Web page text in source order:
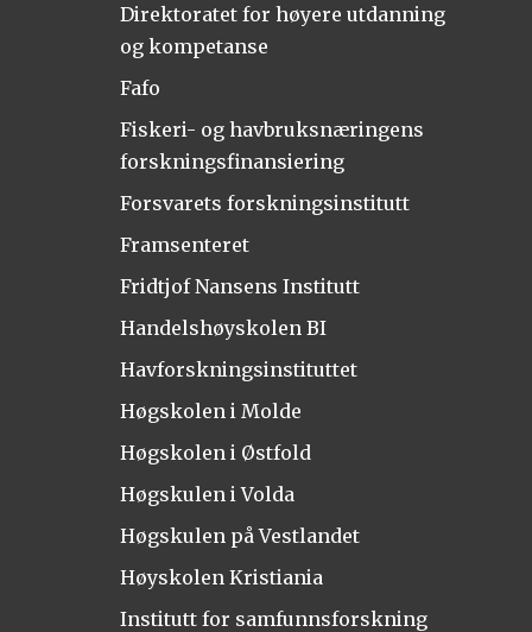
Direktoratet for høyere utdanning
og kompetanse
Fafo
Fiskeri- og havbruksnæringens
forskningsfinansiering
Forsvarets forskningsinstitutt
Framsenteret
Fridtjof Nansens Institutt
Handelshøyskolen BI
Havforskningsinstituttet
Høgskolen i Molde
Høgskolen i Østfold
Høgskulen i Volda
Høgskulen på Vestlandet
Høyskolen Kristiania
Institutt for samfunnsforskning